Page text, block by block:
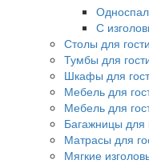
С
Столы для
Тумбы для
Шкафы для
Мебель для
Мебель для
Багажницы для
Матрасы для
Мягкие